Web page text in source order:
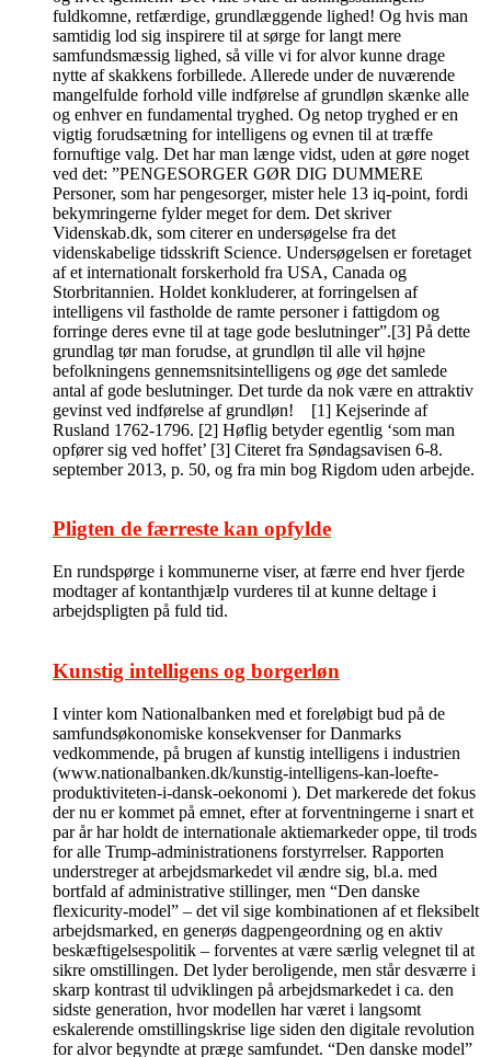
fuldkomne, retfærdige, grundlæggende lighed! Og hvis man
samtidig lod sig inspirere til at sørge for langt mere
samfundsmæssig lighed, så ville vi for alvor kunne drage
nytte af skakkens forbillede. Allerede under de nuværende
mangelfulde forhold ville indførelse af grundløn skænke alle
og enhver en fundamental tryghed. Og netop tryghed er en
vigtig forudsætning for intelligens og evnen til at træffe
fornuftige valg. Det har man længe vidst, uden at gøre noget
ved det: ”PENGESORGER GØR DIG DUMMERE
Personer, som har pengesorger, mister hele 13 iq-point, fordi
bekymringerne fylder meget for dem. Det skriver
Videnskab.dk, som citerer en undersøgelse fra det
videnskabelige tidsskrift Science. Undersøgelsen er foretaget
af et internationalt forskerhold fra USA, Canada og
Storbritannien. Holdet konkluderer, at forringelsen af
intelligens vil fastholde de ramte personer i fattigdom og
forringe deres evne til at tage gode beslutninger”.[3] På dette
grundlag tør man forudse, at grundløn til alle vil højne
befolkningens gennemsnitsintelligens og øge det samlede
antal af gode beslutninger. Det turde da nok være en attraktiv
gevinst ved indførelse af grundløn! [1] Kejserinde af
Rusland 1762-1796. [2] Høflig betyder egentlig ‘som man
opfører sig ved hoffet’ [3] Citeret fra Søndagsavisen 6-8.
september 2013, p. 50, og fra min bog Rigdom uden arbejde.
Pligten de færreste kan opfylde
En rundspørge i kommunerne viser, at færre end hver fjerde
modtager af kontanthjælp vurderes til at kunne deltage i
arbejdspligten på fuld tid.
Kunstig intelligens og borgerløn
I vinter kom Nationalbanken med et foreløbigt bud på de
samfundsøkonomiske konsekvenser for Danmarks
vedkommende, på brugen af kunstig intelligens i industrien
(www.nationalbanken.dk/kunstig-intelligens-kan-loefte-
produktiviteten-i-dansk-oekonomi ). Det markerede det fokus
der nu er kommet på emnet, efter at forventningerne i snart et
par år har holdt de internationale aktiemarkeder oppe, til trods
for alle Trump-administrationens forstyrrelser. Rapporten
understreger at arbejdsmarkedet vil ændre sig, bl.a. med
bortfald af administrative stillinger, men “Den danske
flexicurity-model” – det vil sige kombinationen af et fleksibelt
arbejdsmarked, en generøs dagpengeordning og en aktiv
beskæftigelsespolitik – forventes at være særlig velegnet til at
sikre omstillingen. Det lyder beroligende, men står desværre i
skarp kontrast til udviklingen på arbejdsmarkedet i ca. den
sidste generation, hvor modellen har været i langsomt
eskalerende omstillingskrise lige siden den digitale revolution
for alvor begyndte at præge samfundet. “Den danske model”